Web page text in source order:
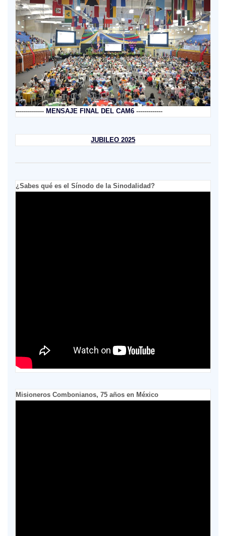
-------------- MENSAJE FINAL DEL CAM6 -------------
JUBILEO 2025
¿Sabes qué es el Sínodo de la Sinodalidad?
Misioneros Combonianos, 75 años en México